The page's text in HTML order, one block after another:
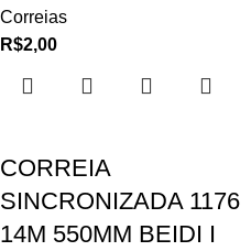
Correias
R$2,00
CORREIA
SINCRONIZADA 1176
14M 550MM BEIDI I